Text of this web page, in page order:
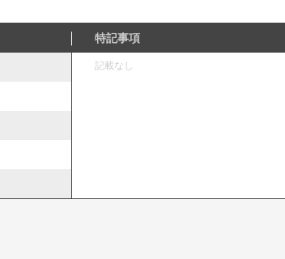
特記事項
記載なし